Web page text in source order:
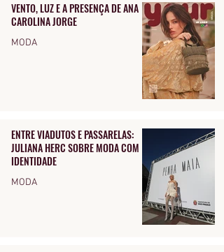
VENTO, LUZ E A PRESENÇA DE ANA
CAROLINA JORGE
MODA
ENTRE VIADUTOS E PASSARELAS:
JULIANA HERC SOBRE MODA COM
IDENTIDADE
MODA